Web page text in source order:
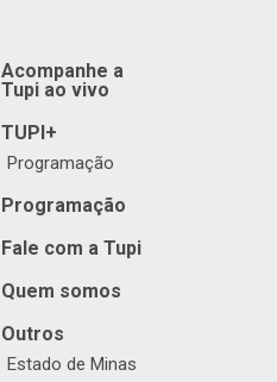
Acompanhe a
Tupi ao vivo
TUPI+
Programação
Programação
Fale com a Tupi
Quem somos
Outros
Estado de Minas